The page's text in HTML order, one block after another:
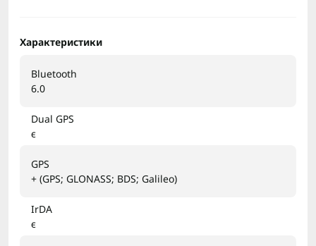
Характеристики
Bluetooth
6.0
Dual GPS
є
GPS
+ (GPS; GLONASS; BDS; Galileo)
IrDA
є